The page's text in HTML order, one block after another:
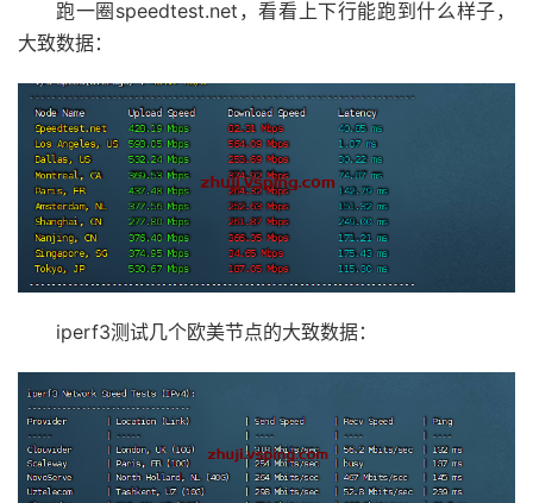
跑一圈speedtest.net，看看上下行能跑到什么样子，
大致数据：
iperf3测试几个欧美节点的大致数据：